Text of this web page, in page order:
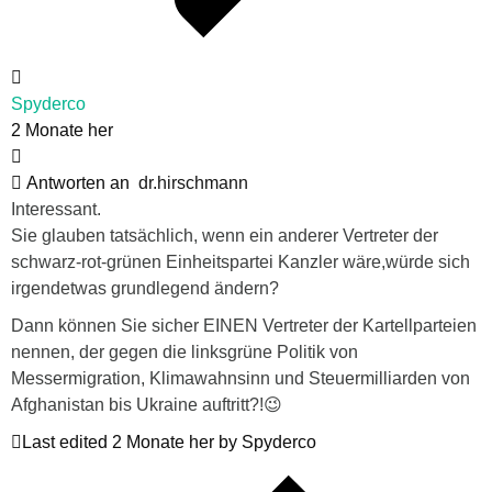
Spyderco
2 Monate her
Antworten an dr.hirschmann
Interessant.
Sie glauben tatsächlich, wenn ein anderer Vertreter der
schwarz-rot-grünen Einheitspartei Kanzler wäre,würde sich
irgendetwas grundlegend ändern?
Dann können Sie sicher EINEN Vertreter der Kartellparteien
nennen, der gegen die linksgrüne Politik von
Messermigration, Klimawahnsinn und Steuermilliarden von
Afghanistan bis Ukraine auftritt?!😉
Last edited 2 Monate her by Spyderco